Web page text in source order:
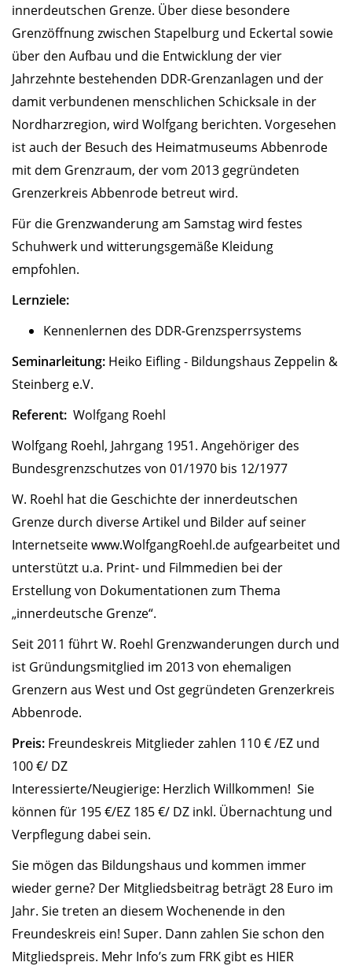
innerdeutschen Grenze. Über diese besondere
Grenzöffnung zwischen Stapelburg und Eckertal sowie
über den Aufbau und die Entwicklung der vier
Jahrzehnte bestehenden DDR-Grenzanlagen und der
damit verbundenen menschlichen Schicksale in der
Nordharzregion, wird Wolfgang berichten. Vorgesehen
ist auch der Besuch des Heimatmuseums Abbenrode
mit dem Grenzraum, der vom 2013 gegründeten
Grenzerkreis Abbenrode betreut wird.
Für die Grenzwanderung am Samstag wird festes
Schuhwerk und witterungsgemäße Kleidung
empfohlen.
Lernziele:
Kennenlernen des DDR-Grenzsperrsystems
Seminarleitung: Heiko Eifling - Bildungshaus Zeppelin &
Steinberg e.V.
Referent: Wolfgang Roehl
Wolfgang Roehl, Jahrgang 1951. Angehöriger des
Bundesgrenzschutzes von 01/1970 bis 12/1977
W. Roehl hat die Geschichte der innerdeutschen
Grenze durch diverse Artikel und Bilder auf seiner
Internetseitewww.WolfgangRoehl.deaufgearbeitet und
unterstützt u.a. Print- und Filmmedien bei der
Erstellung von Dokumentationen zum Thema
„innerdeutsche Grenze“.
Seit 2011 führt W. Roehl Grenzwanderungen durch und
ist Gründungsmitglied im 2013 von ehemaligen
Grenzern aus West und Ost gegründeten Grenzerkreis
Abbenrode.
Preis: Freundeskreis Mitglieder zahlen 110 € /EZ und
100 €/ DZ
Interessierte/Neugierige: Herzlich Willkommen! Sie
können für 195 €/EZ 185 €/ DZ inkl. Übernachtung und
Verpflegung dabei sein.
Sie mögen das Bildungshaus und kommen immer
wieder gerne? Der Mitgliedsbeitrag beträgt 28 Euro im
Jahr. Sie treten an diesem Wochenende in den
Freundeskreis ein! Super. Dann zahlen Sie schon den
Mitgliedspreis. Mehr Info’s zum FRK gibt es HIER